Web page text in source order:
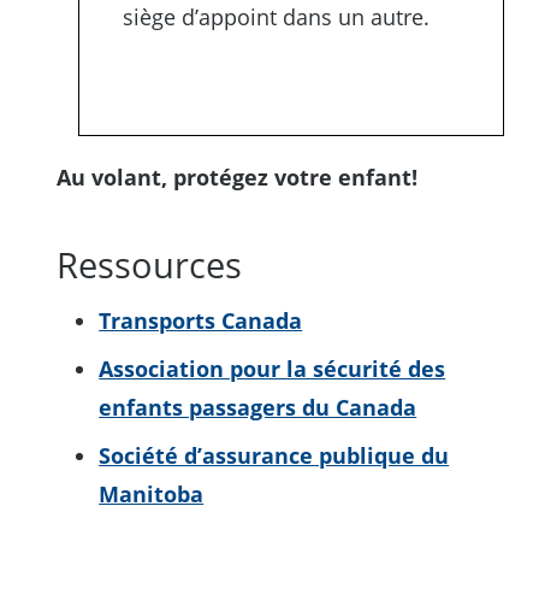
siège d’appoint dans un autre.
Au volant, protégez votre enfant!
Ressources
Transports Canada
Association pour la sécurité des
enfants passagers du Canada
Société d’assurance publique du
Manitoba